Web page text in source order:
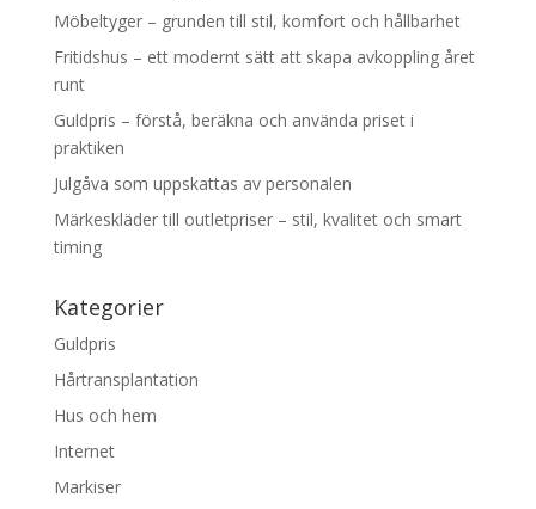
Möbeltyger – grunden till stil, komfort och hållbarhet
Fritidshus – ett modernt sätt att skapa avkoppling året
runt
Guldpris – förstå, beräkna och använda priset i
praktiken
Julgåva som uppskattas av personalen
Märkeskläder till outletpriser – stil, kvalitet och smart
timing
Kategorier
Guldpris
Hårtransplantation
Hus och hem
Internet
Markiser